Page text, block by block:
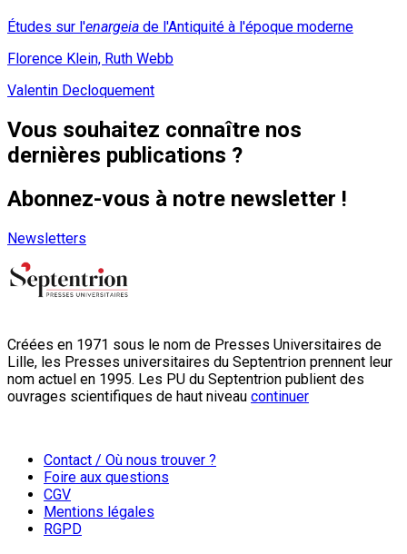
Études sur l'enargeia de l'Antiquité à l'époque moderne
Florence Klein, Ruth Webb
Valentin Decloquement
Vous souhaitez connaître nos
dernières publications ?
Abonnez-vous à notre newsletter !
Newsletters
Créées en 1971 sous le nom de Presses Universitaires de
Lille, les Presses universitaires du Septentrion prennent leur
nom actuel en 1995. Les PU du Septentrion publient des
ouvrages scientifiques de haut niveau continuer
Contact / Où nous trouver ?
Foire aux questions
CGV
Mentions légales
RGPD